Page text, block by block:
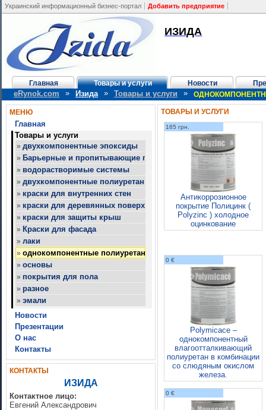
Украинский информационный бизнес-портал Добавить предприятие
ИЗИДА
Главная Товары и услуги Новости
eRynok.com » Изида » Товары и услуги »
МЕНЮ
Главная
Товары и услуги
» двухкомпонентные эпоксиды
» Барьерные и пропитывающие покрытия
» водорастворимые системы
» двухкомпонентные полиуретаны
» краски для внутренних стен
» краски для деревянных поверхностей
» краски для защиты крыш
» Краски для фасада
» лаки
» однокомпонентные полиуретаны
» основы
» покрытия для пола
» разное
» эмали
Новости
Презентации
О нас
Контакты
КОНТАКТЫ
ИЗИДА
Контактное лицо:
Евгений Александрович
ТОВАРЫ И УСЛУГИ
165 грн.
Антикоррозионное
покрытие Полицинк (
Polyzinc ) холодное
оцинкование
0 €
Polymicace –
однокомпонентный
влагоотталкивающий
полиуретан в комбинации
со слюдяным окислом
железа.
0 €